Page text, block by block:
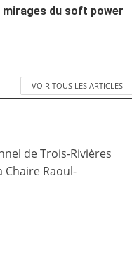
mirages du soft power
VOIR TOUS LES ARTICLES
de Trois-Rivières
Chaire Raoul-